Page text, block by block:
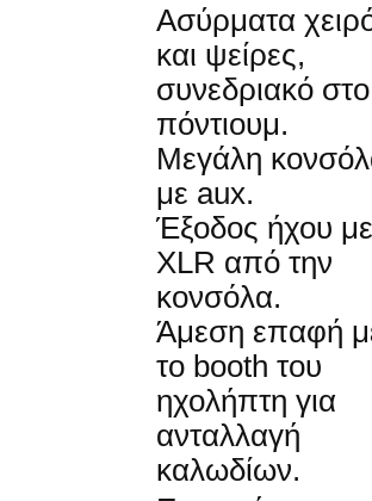
Ασύρματα
και ψείρες,
συνεδριακό στο
πόντιουμ.
Μεγάλη
με aux.
Έξοδος ήχου με
XLR από την
κονσόλα.
Άμεση επαφή
το booth του
ηχολήπτη για
ανταλλαγή
καλωδίων.